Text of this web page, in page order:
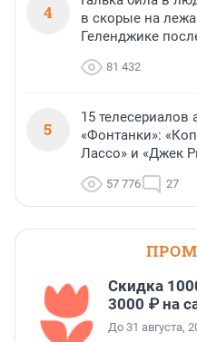
4
в скорые на
Геленджике
81 432
5
15 телесериалов
«Фонтанки»:
Лассо» и «Джек
57 776 27
Скидка
3000 ₽ на
До 31 августа,